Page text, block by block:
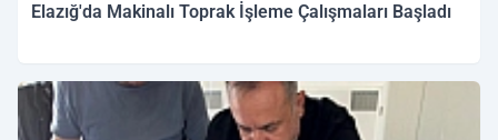
Elazığ'da Makinalı Toprak İşleme Çalışmaları Başladı